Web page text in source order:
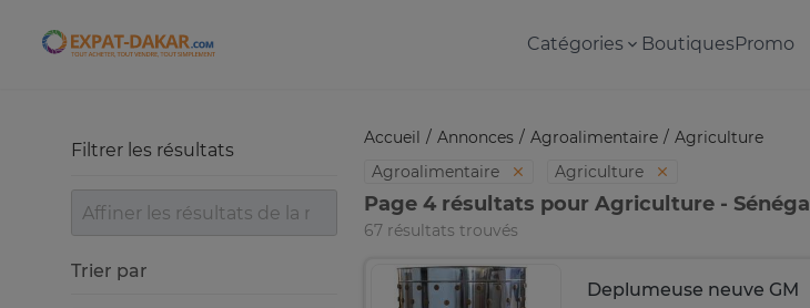
Expat-Dakar Catégories BoutiquesPromo
Accueil Annonces Agroalimentaire
Agriculture
Agroalimentaire
Agriculture
Page 4 résultats pour Agriculture - Sénégal
67 résultats trouvés
Deplumeuse neuve GM
Filtrer les résultats
Trier par